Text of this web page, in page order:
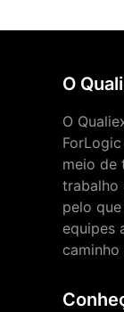
O
O
meio de
trabalho
pelo
equipes
caminho